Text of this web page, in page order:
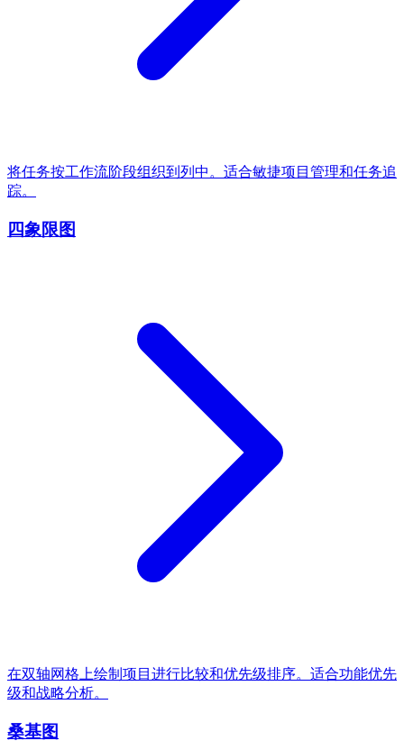
将任务按工作流阶段组织到列中。适合敏捷项目管理和任务追
踪。
四象限图
在双轴网格上绘制项目进行比较和优先级排序。适合功能优先
级和战略分析。
桑基图